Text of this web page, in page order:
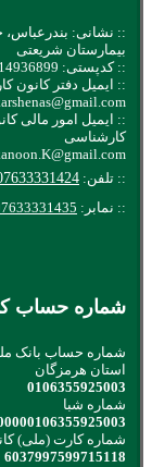
:: نشانی: بندرعباس،
بیمارستان شریعتی
:: کدپستی: 7914936899
:: ایمیل دفتر کانون
:: ایمیل امور مالی
کارشناسی
:: تلفن:
:: نمابر:
شماره حساب
شماره حساب بانک
استان هرمزگان
0106355925003
شماره شبا
شماره کارت (ملی)
6037997599715118